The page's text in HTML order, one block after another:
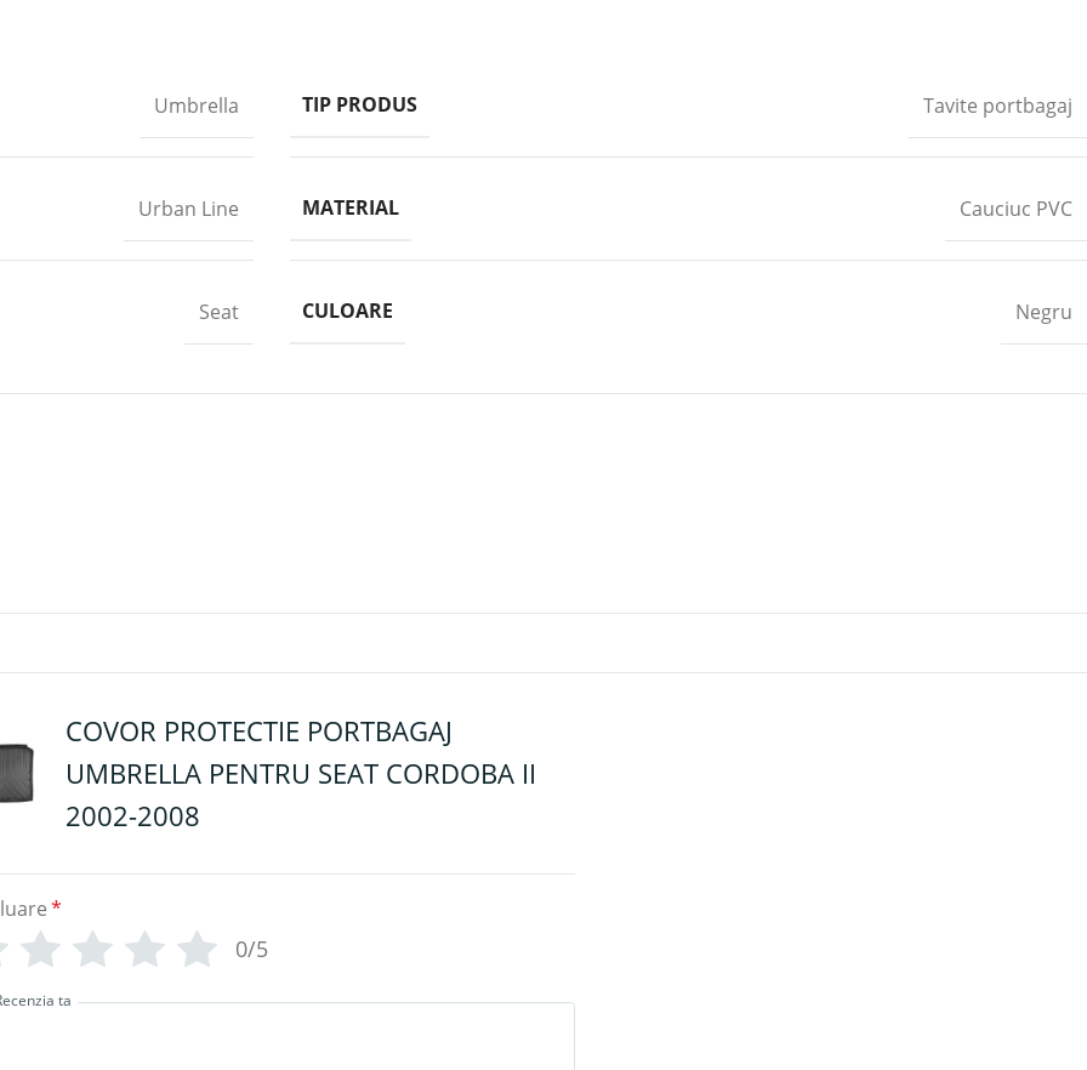
Umbrella TIP PRODUS Tavite portbagaj
Urban Line MATERIAL Cauciuc PVC
Seat CULOARE Negru
COVOR PROTECTIE PORTBAGAJ
UMBRELLA PENTRU SEAT CORDOBA II
2002-2008
*
0/5
ta